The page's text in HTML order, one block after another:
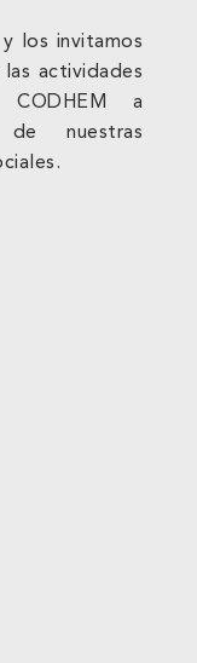
y los invitamos
las actividades
a
de nuestras